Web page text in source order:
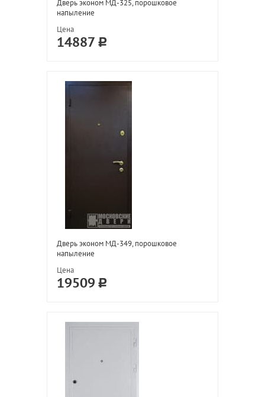
Дверь эконом МД-325, порошковое
напыление
Цена
14887
Дверь эконом МД-349, порошковое
напыление
Цена
19509